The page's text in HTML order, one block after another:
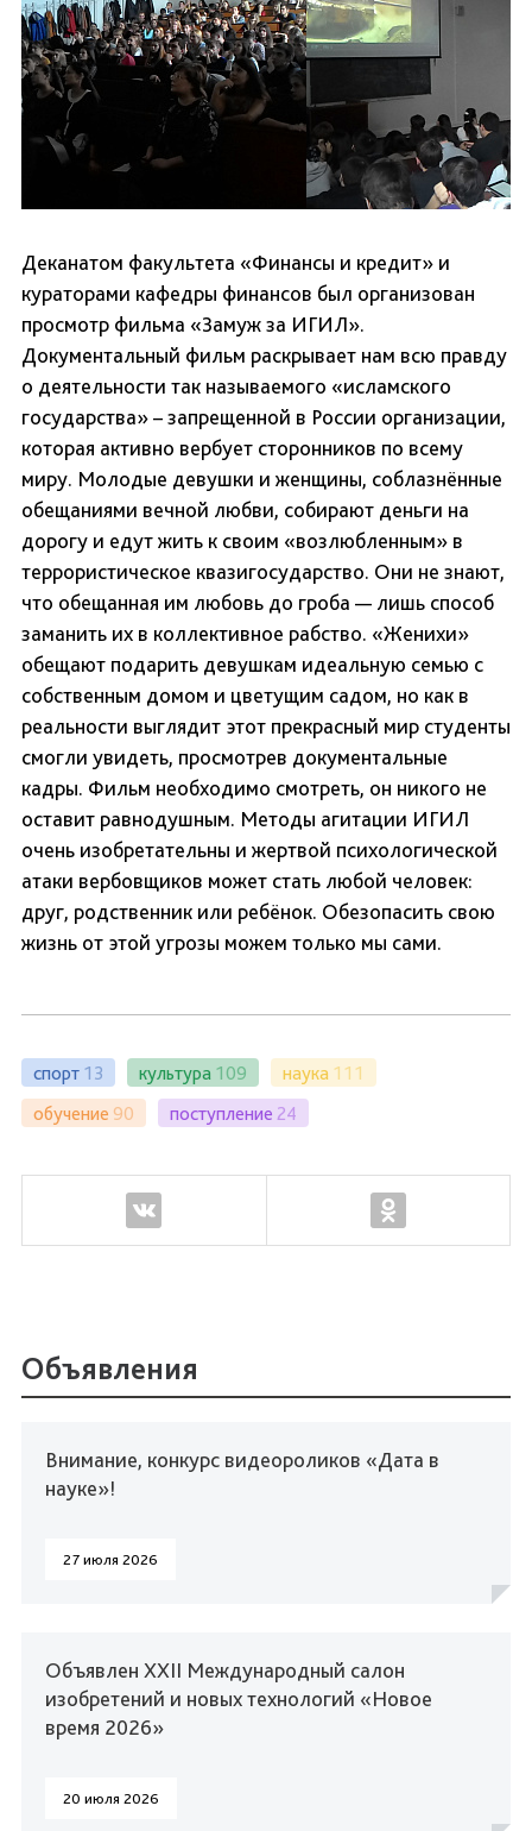
Деканатом факультета «Финансы и кредит» и
кураторами кафедры финансов был организован
просмотр фильма «Замуж за ИГИЛ».
Документальный фильм раскрывает нам всю правду
о деятельности так называемого «исламского
государства» – запрещенной в России организации,
которая активно вербует сторонников по всему
миру. Молодые девушки и женщины, соблазнённые
обещаниями вечной любви, собирают деньги на
дорогу и едут жить к своим «возлюбленным» в
террористическое квазигосударство. Они не знают,
что обещанная им любовь до гроба — лишь способ
заманить их в коллективное рабство. «Женихи»
обещают подарить девушкам идеальную семью с
собственным домом и цветущим садом, но как в
реальности выглядит этот прекрасный мир студенты
смогли увидеть, просмотрев документальные
кадры. Фильм необходимо смотреть, он никого не
оставит равнодушным. Методы агитации ИГИЛ
очень изобретательны и жертвой психологической
атаки вербовщиков может стать любой человек:
друг, родственник или ребёнок. Обезопасить свою
жизнь от этой угрозы можем только мы сами.
спорт 13 культура 109 наука 111
обучение 90 поступление 24
Объявления
Внимание, конкурс видеороликов «Дата в
науке»!
27 июля 2026
Объявлен XXII Международный салон
изобретений и новых технологий «Новое
время 2026»
20 июля 2026